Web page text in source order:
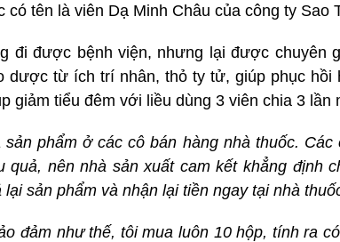
có tên là viên Dạ Minh Châu của công ty Sao
đi được bệnh viện, nhưng lại được chuyên
dược từ ích trí nhân, thỏ ty tử, giúp phục hồi
giảm tiểu đêm với liều dùng 3 viên chia 3 lần
sản phẩm ở các cô bán hàng nhà thuốc.
quả, nên nhà sản xuất cam kết khẳng định
lại sản phẩm và nhận lại tiền ngay tại nhà
đảm như thế, tôi mua luôn 10 hộp, tính ra